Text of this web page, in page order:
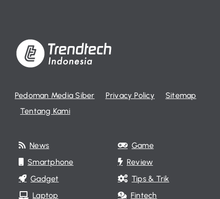
Pedoman Media Siber Privacy Policy
Sitemap
Tentang Kami
News
Smartphone
Gadget
Laptop
Game
Review
Tips & Trik
Fintech